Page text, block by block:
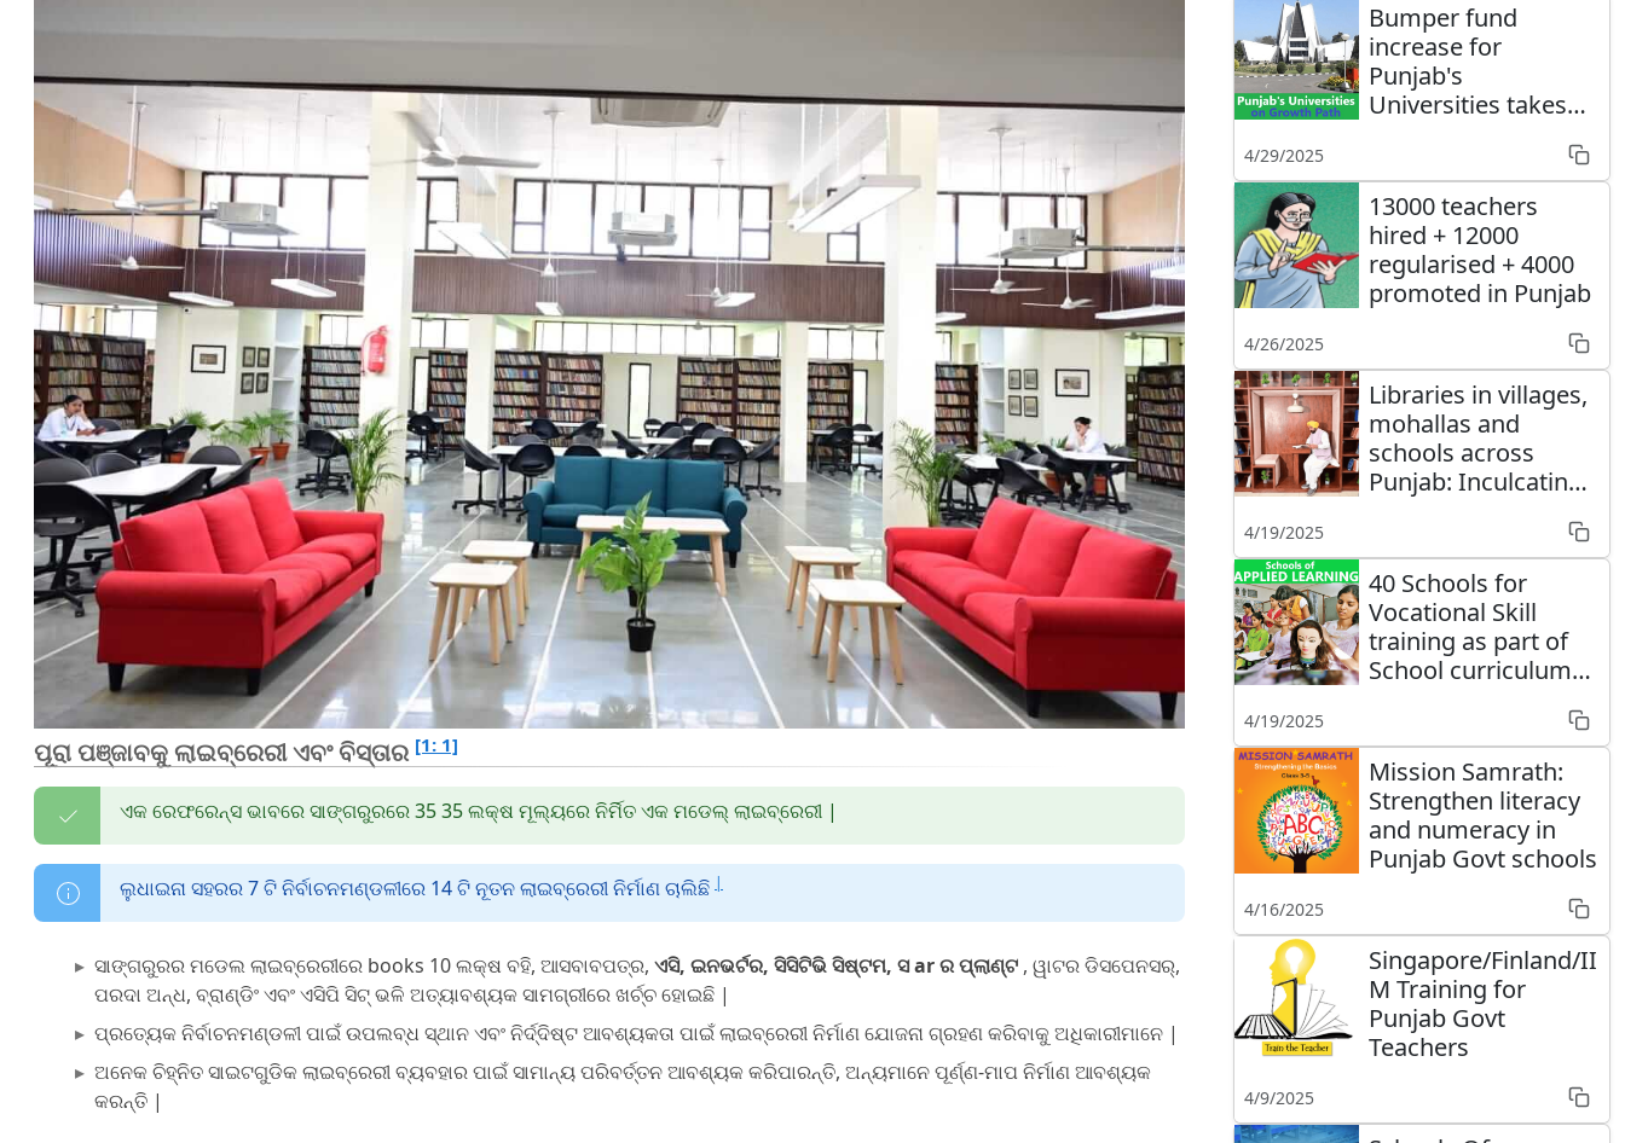
ପୂରା ପଞ୍ଜାବକୁଲାଇବ୍ରେରୀ ଏବଂ ବିସ୍ତାର [1: 1]
ଏକ ରେଫରେନ୍ସ ଭାବରେ ସାଙ୍ଗରୁରରେ 35 35 ଲକ୍ଷ ମୂଲ୍ୟରେ ନିର୍ମିତ ଏକ ମଡେଲ୍ ଲାଇବ୍ରେରୀ |
ଲୁଧାଇନା ସହରର 7 ଟି ନିର୍ବାଚନମଣ୍ଡଳୀରେ 14 ଟି ନୂତନ ଲାଇବ୍ରେରୀ ନିର୍ମାଣ ଚାଲିଛି |
ସାଙ୍ଗରୁରର ମଡେଲ ଲାଇବ୍ରେରୀରେ books 10 ଲକ୍ଷ ବହି, ଆସବାବପତ୍ର, ଏସି, ଇନଭର୍ଟର, ସିସିଟିଭି ସିଷ୍ଟମ, ସ ar ର ପ୍ଲାଣ୍ଟ, ୱାଟର ଡିସପେନସର୍,
ପରଦା ଅନ୍ଧ, ବ୍ରାଣ୍ଡିଂ ଏବଂ ଏସିପି ସିଟ୍ ଭଳି ଅତ୍ୟାବଶ୍ୟକ ସାମଗ୍ରୀରେ ଖର୍ଚ୍ଚ ହୋଇଛି |
ପ୍ରତ୍ୟେକ ନିର୍ବାଚନମଣ୍ଡଳୀ ପାଇଁ ଉପଲବ୍ଧ ସ୍ଥାନ ଏବଂ ନିର୍ଦ୍ଦିଷ୍ଟ ଆବଶ୍ୟକତା ପାଇଁ ଲାଇବ୍ରେରୀ ନିର୍ମାଣ ଯୋଜନା ଗ୍ରହଣ କରିବାକୁ ଅଧିକାରୀମାନେ |
ଅନେକ ଚିହ୍ନିତ ସାଇଟଗୁଡିକ ଲାଇବ୍ରେରୀ ବ୍ୟବହାର ପାଇଁ ସାମାନ୍ୟ ପରିବର୍ତ୍ତନ ଆବଶ୍ୟକ କରିପାରନ୍ତି, ଅନ୍ୟମାନେ ପୂର୍ଣ୍ଣ-ମାପ ନିର୍ମାଣ ଆବଶ୍ୟକ
କରନ୍ତି |
Bumper fund
increase for
Punjab's
Universities takes
4/29/2025
13000 teachers
hired + 12000
regularised + 4000
promoted in Punjab
4/26/2025
Libraries in villages,
mohallas and
schools across
Punjab: Inculcating
4/19/2025
40 Schools for
Vocational Skill
training as part of
School curriculum
4/19/2025
Mission Samrath:
Strengthen literacy
and numeracy in
Punjab Govt schools
4/16/2025
Singapore/Finland/II
M Training for
Punjab Govt
Teachers
4/9/2025